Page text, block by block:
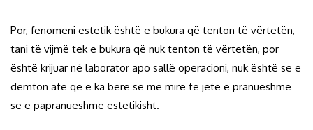
Por, fenomeni estetik është e bukura që tenton të vërtetën,
tani të vijmë tek e bukura që nuk tenton të vërtetën, por
është krijuar në laborator apo sallë operacioni, nuk është se e
dëmton atë qe e ka bërë se më mirë të jetë e pranueshme
se e papranueshme estetikisht.